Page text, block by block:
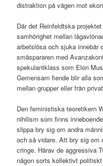
distraktion på vägen mot
Där det Reinfeldtska
samhörighet mellan
arbetslösa och sjuka innebär
småspararen med
spekulantklass som Elon
Gemensam fiende blir alla
mellan grupper eller från
Den feministiska teoretikern
nihilism som finns
slippa bry sig om andra
och så vidare. Att bry sig om
cringe. Härav de aggressiva
någon sorts kollektivt